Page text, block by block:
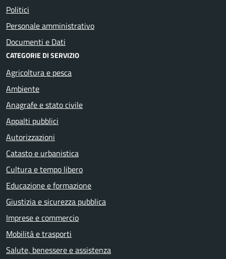
Politici
Personale amministrativo
Documenti e Dati
CATEGORIE DI SERVIZIO
Agricoltura e pesca
Ambiente
Anagrafe e stato civile
Appalti pubblici
Autorizzazioni
Catasto e urbanistica
Cultura e tempo libero
Educazione e formazione
Giustizia e sicurezza pubblica
Imprese e commercio
Mobilità e trasporti
Salute, benessere e assistenza